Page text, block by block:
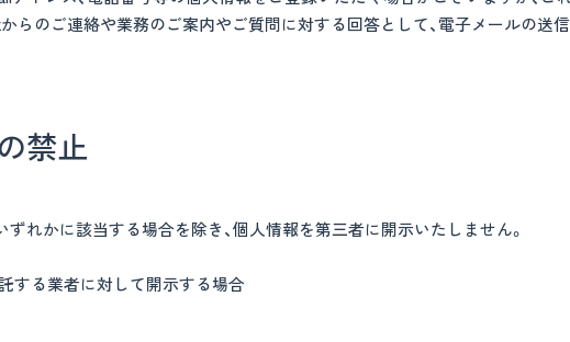
らのご連絡や業務のご案内やご質問に対する回答として、電子メールの送
禁止
れかに該当する場合を除き、個人情報を第三者に開示いたしません。
する業者に対して開示する場合